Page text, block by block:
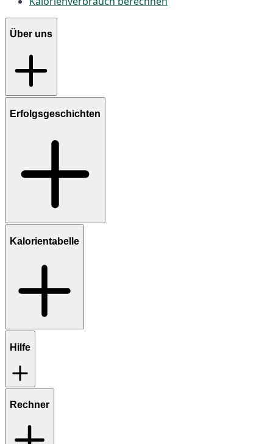
Über uns
Erfolgsgeschichten
Kalorientabelle
Hilfe
Rechner